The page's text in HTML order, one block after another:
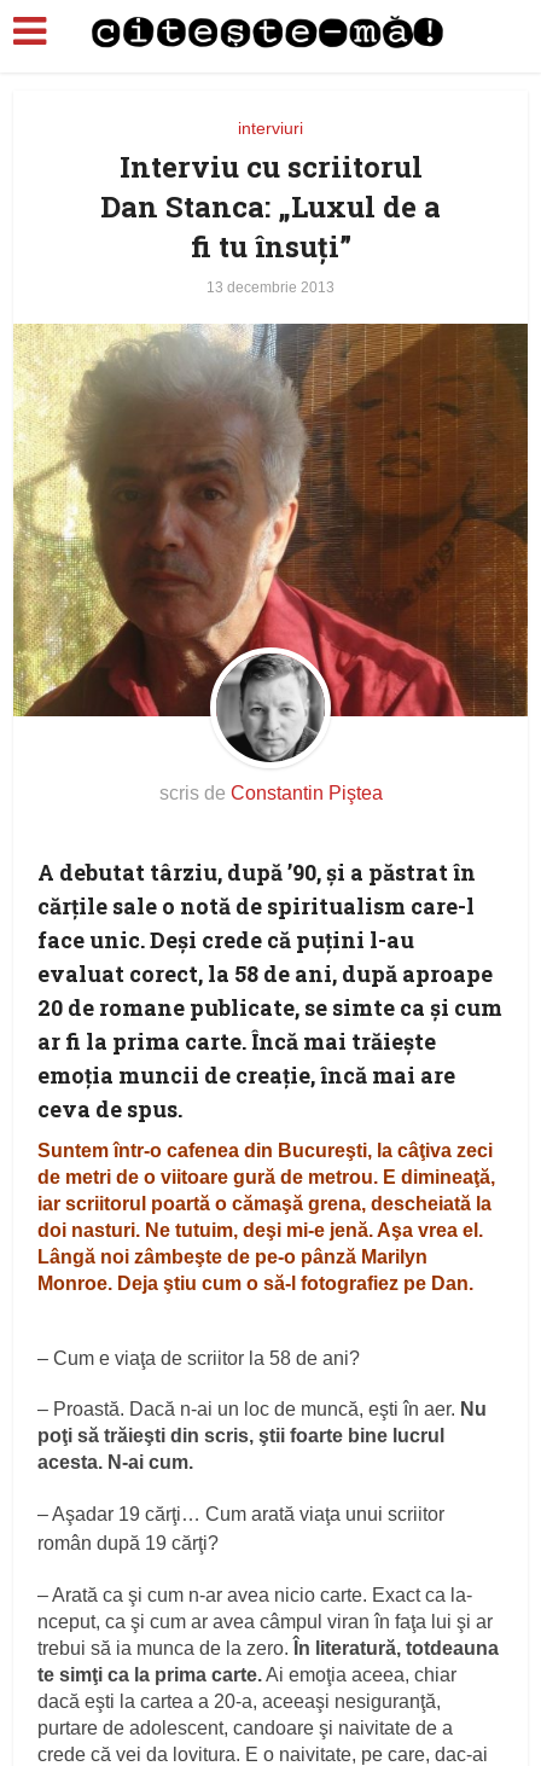
interviuri
Interviu cu scriitorul
Dan Stanca: „Luxul de a
fi tu însuţi”
13 decembrie 2013
scris de Constantin Piştea
A debutat târziu, după ’90, şi a păstrat în
cărţile sale o notă de spiritualism care-l
face unic. Deşi crede că puţini l-au
evaluat corect, la 58 de ani, după aproape
20 de romane publicate, se simte ca şi cum
ar fi la prima carte. Încă mai trăieşte
emoţia muncii de creaţie, încă mai are
ceva de spus.
Suntem într-o cafenea din Bucureşti, la câţiva zeci
de metri de o viitoare gură de metrou. E dimineaţă,
iar scriitorul poartă o cămaşă grena, descheiată la
doi nasturi. Ne tutuim, deşi mi-e jenă. Aşa vrea el.
Lângă noi zâmbeşte de pe-o pânză Marilyn
Monroe. Deja ştiu cum o să-l fotografiez pe Dan.
– Cum e viaţa de scriitor la 58 de ani?
– Proastă. Dacă n-ai un loc de muncă, eşti în aer. Nu
poţi să trăieşti din scris, ştii foarte bine lucrul
acesta. N-ai cum.
– Aşadar 19 cărţi… Cum arată viaţa unui scriitor
român după 19 cărţi?
– Arată ca şi cum n-ar avea nicio carte. Exact ca la-
nceput, ca şi cum ar avea câmpul viran în faţa lui şi ar
trebui să ia munca de la zero. În literatură, totdeauna
te simţi ca la prima carte.Ai emoţia aceea, chiar
dacă eşti la cartea a 20-a, aceeaşi nesiguranţă,
purtare de adolescent, candoare şi naivitate de a
crede că vei da lovitura. E o naivitate, pe care, dac-ai